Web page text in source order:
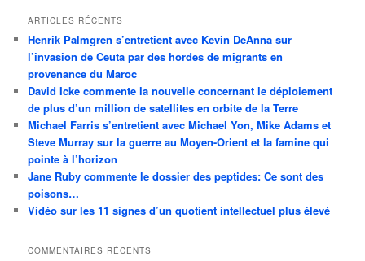
ARTICLES RÉCENTS
Henrik Palmgren s’entretient avec Kevin DeAnna sur
l’invasion de Ceuta par des hordes de migrants en
provenance du Maroc
David Icke commente la nouvelle concernant le déploiement
de plus d’un million de satellites en orbite de la Terre
Michael Farris s’entretient avec Michael Yon, Mike Adams et
Steve Murray sur la guerre au Moyen-Orient et la famine qui
pointe à l’horizon
Jane Ruby commente le dossier des peptides: Ce sont des
poisons…
Vidéo sur les 11 signes d’un quotient intellectuel plus élevé
COMMENTAIRES RÉCENTS